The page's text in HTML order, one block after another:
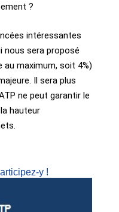
?
intéressantes
nous sera proposé
maximum, soit 4%)
Il sera plus
ne peut garantir le
hauteur
y !